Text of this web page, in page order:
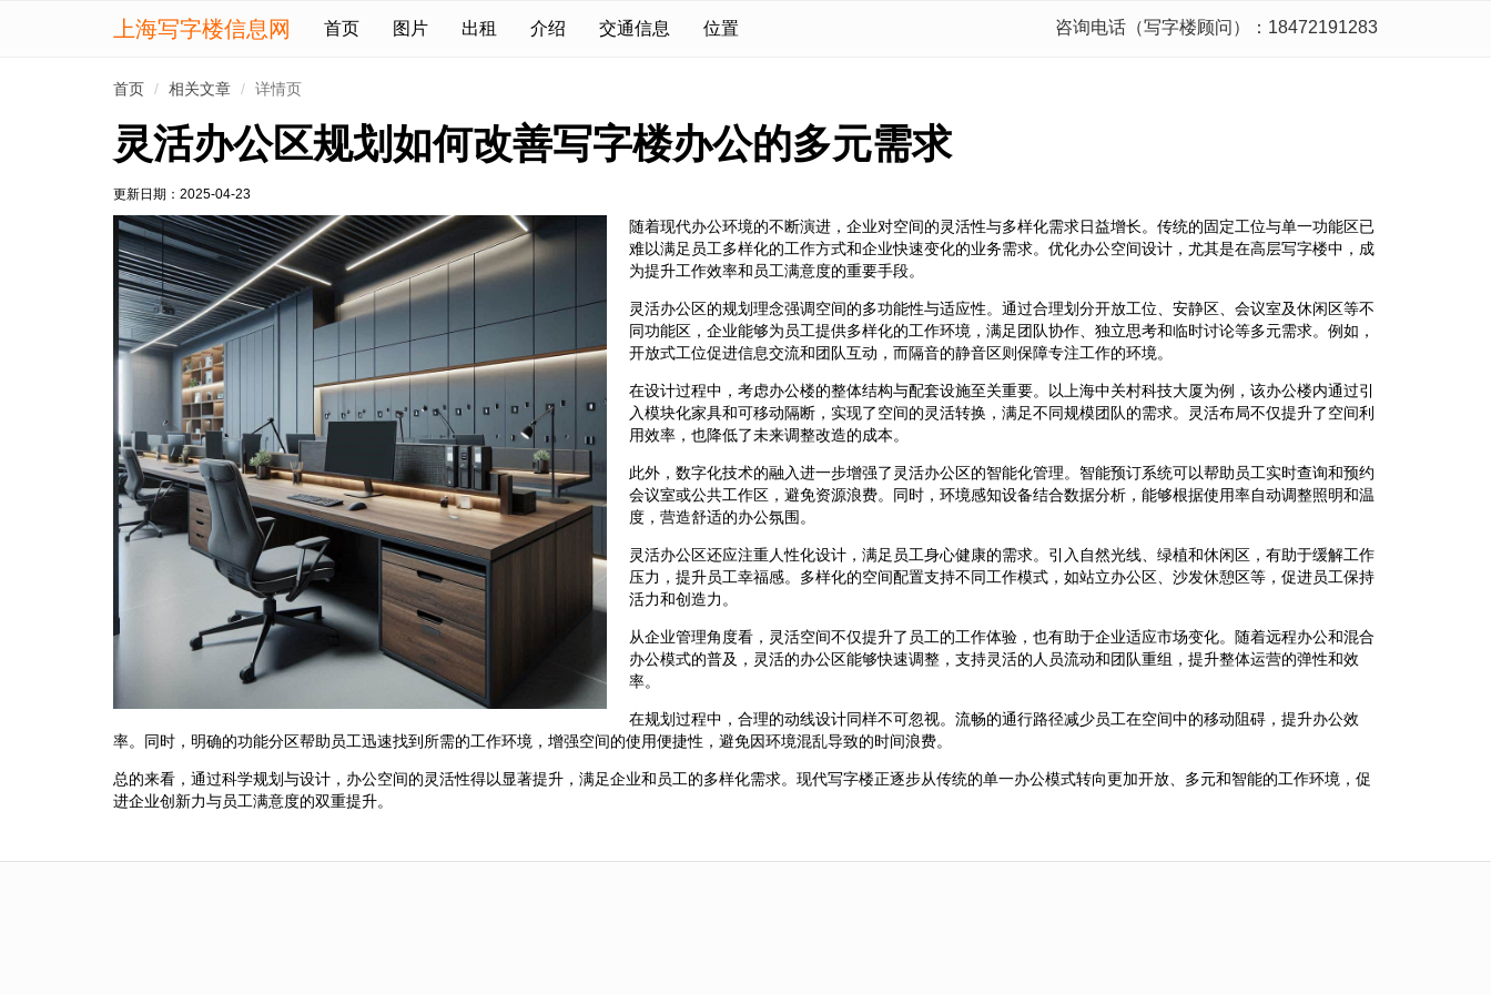
上海写字楼信息网 首页 图片 出租 介绍 交通信息 位置 咨询电话（写字楼顾问）：18472191283
首页 相关文章 详情页
灵活办公区规划如何改善写字楼办公的多元需求
更新日期： 2025-04-23
随着现代办公环境的不断演进，企业对空间的灵活性与多样化需求日益增长。传统的固定工位与单一功能区已
难以满足员工多样化的工作方式和企业快速变化的业务需求。优化办公空间设计，尤其是在高层写字楼中，成
为提升工作效率和员工满意度的重要手段。
灵活办公区的规划理念强调空间的多功能性与适应性。通过合理划分开放工位、安静区、会议室及休闲区等不
同功能区，企业能够为员工提供多样化的工作环境，满足团队协作、独立思考和临时讨论等多元需求。例如，
开放式工位促进信息交流和团队互动，而隔音的静音区则保障专注工作的环境。
在设计过程中，考虑办公楼的整体结构与配套设施至关重要。以上海中关村科技大厦为例，该办公楼内通过引
入模块化家具和可移动隔断，实现了空间的灵活转换，满足不同规模团队的需求。灵活布局不仅提升了空间利
用效率，也降低了未来调整改造的成本。
此外，数字化技术的融入进一步增强了灵活办公区的智能化管理。智能预订系统可以帮助员工实时查询和预约
会议室或公共工作区，避免资源浪费。同时，环境感知设备结合数据分析，能够根据使用率自动调整照明和温
度，营造舒适的办公氛围。
灵活办公区还应注重人性化设计，满足员工身心健康的需求。引入自然光线、绿植和休闲区，有助于缓解工作
压力，提升员工幸福感。多样化的空间配置支持不同工作模式，如站立办公区、沙发休憩区等，促进员工保持
活力和创造力。
从企业管理角度看，灵活空间不仅提升了员工的工作体验，也有助于企业适应市场变化。随着远程办公和混合
办公模式的普及，灵活的办公区能够快速调整，支持灵活的人员流动和团队重组，提升整体运营的弹性和效
率。
在规划过程中，合理的动线设计同样不可忽视。流畅的通行路径减少员工在空间中的移动阻碍，提升办公效
率。同时，明确的功能分区帮助员工迅速找到所需的工作环境，增强空间的使用便捷性，避免因环境混乱导致的时间浪费。
总的来看，通过科学规划与设计，办公空间的灵活性得以显著提升，满足企业和员工的多样化需求。现代写字楼正逐步从传统的单一办公模式转向更加开放、多元和智能的工作环境，促
进企业创新力与员工满意度的双重提升。